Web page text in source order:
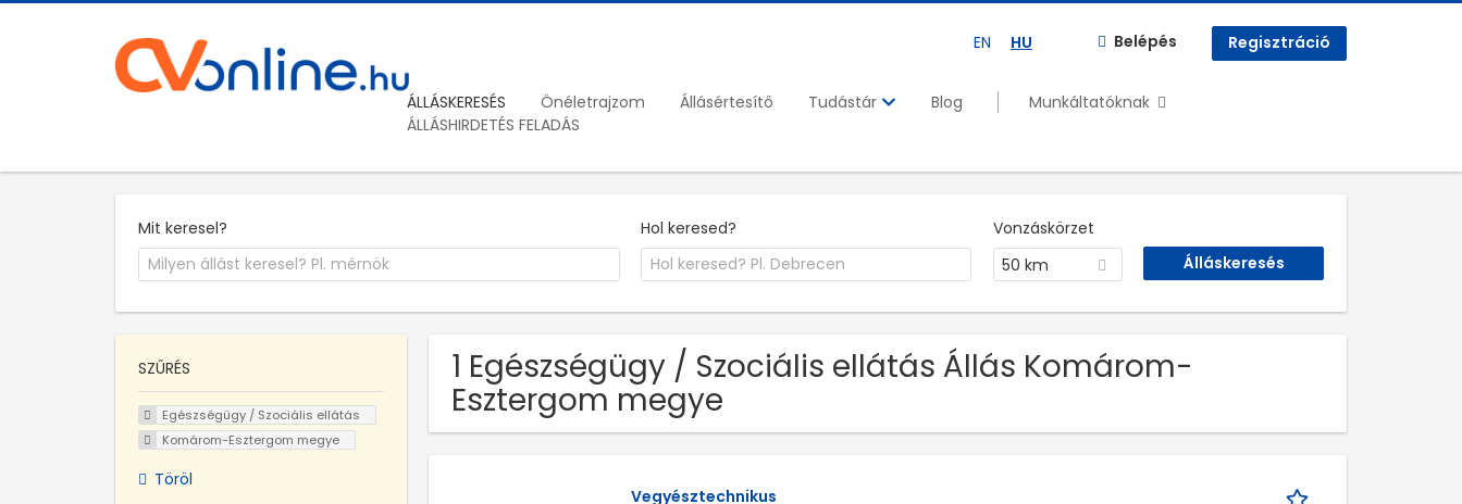
EN HU Belépés Regisztráció
ÁLLÁSKERESÉS Önéletrajzom Állásértesítő Tudástár Blog
Munkáltatóknak
ÁLLÁSHIRDETÉS FELADÁS
Mit keresel? Hol keresed?
Vonzáskörzet
50 km
1 Egészségügy / Szociális ellátás Állás Komárom-
Esztergom megye
Vegyésztechnikus
SZŰRÉS
Egészségügy / Szociális ellátás
Komárom-Esztergom megye
Töröl